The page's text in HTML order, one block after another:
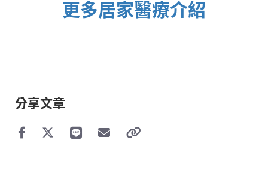
更多居家醫療介紹
分享文章